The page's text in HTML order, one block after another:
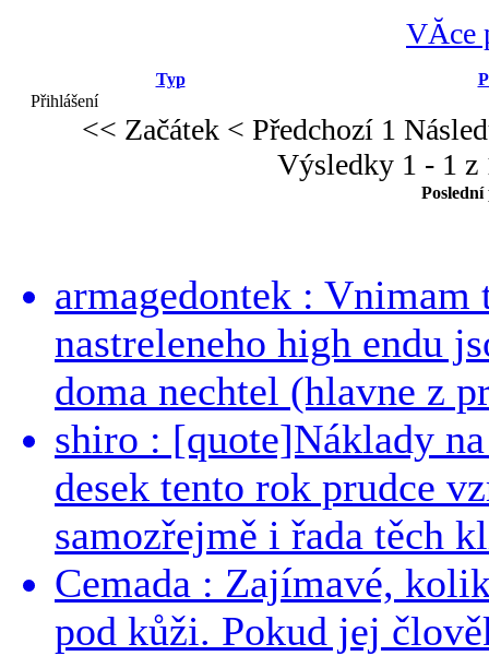
VĂ­ce
Typ
Přihlášení
<< Začátek < Předchozí 1
Výsledky 1 - 1 z
armagedontek : Vnimam
nastreleneho high endu
doma nechtel (hlavne z
shiro : [quote]Náklady
desek tento rok prudce
samozřejmě i řada těch
Cemada : Zajímavé,
pod kůži. Pokud jej